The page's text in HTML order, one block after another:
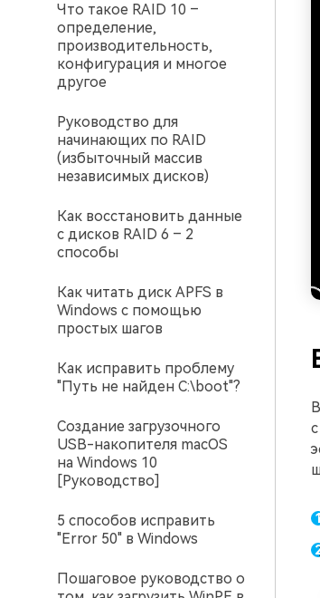
Что такое RAID 10 –
определение,
производительность,
конфигурация и многое
другое
Руководство для
начинающих по RAID
(избыточный массив
независимых дисков)
Как восстановить данные
с дисков RAID 6 – 2
способы
Как читать диск APFS в
Windows с помощью
простых шагов
Как исправить проблему
"Путь не найден C:\boot"?
Создание загрузочного
USB-накопителя macOS
на Windows 10
[Руководство]
5 способов исправить
"Error 50" в Windows
Пошаговое руководство о